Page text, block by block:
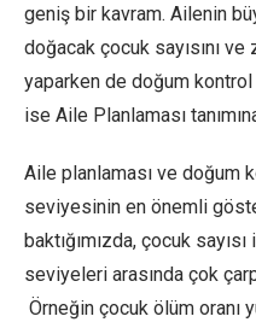
geniş bir kavram. Ailenin
doğacak çocuk sayısını ve
yaparken de doğum
ise Aile Planlaması
Aile planlaması ve doğum
seviyesinin en önemli
baktığımızda, çocuk
seviyeleri arasında çok
Örneğin çocuk ölüm oranı